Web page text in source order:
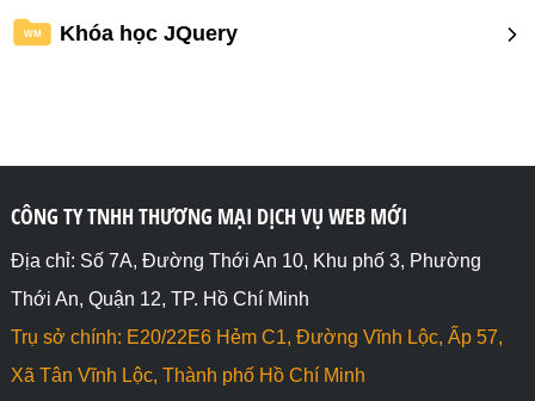
WM Khóa học JQuery
CÔNG TY TNHH THƯƠNG MẠI DỊCH VỤ WEB MỚI
Địa chỉ: Số 7A, Đường Thới An 10, Khu phố 3, Phường
Thới An, Quận 12, TP. Hồ Chí Minh
Trụ sở chính: E20/22E6 Hẻm C1, Đường Vĩnh Lộc, Ấp 57,
Xã Tân Vĩnh Lộc, Thành phố Hồ Chí Minh